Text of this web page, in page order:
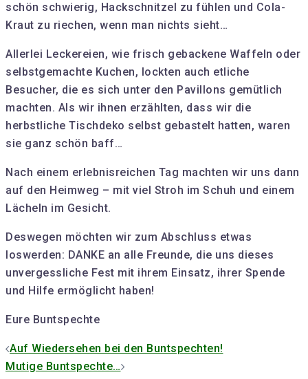
schön schwierig, Hackschnitzel zu fühlen und Cola-
Kraut zu riechen, wenn man nichts sieht…
Allerlei Leckereien, wie frisch gebackene Waffeln oder
selbstgemachte Kuchen, lockten auch etliche
Besucher, die es sich unter den Pavillons gemütlich
machten. Als wir ihnen erzählten, dass wir die
herbstliche Tischdeko selbst gebastelt hatten, waren
sie ganz schön baff…
Nach einem erlebnisreichen Tag machten wir uns dann
auf den Heimweg – mit viel Stroh im Schuh und einem
Lächeln im Gesicht.
Deswegen möchten wir zum Abschluss etwas
loswerden: DANKE an alle Freunde, die uns dieses
unvergessliche Fest mit ihrem Einsatz, ihrer Spende
und Hilfe ermöglicht haben!
Eure Buntspechte
Beitrags-
Navigation
Auf Wiedersehen bei den Buntspechten!
Mutige Buntspechte…